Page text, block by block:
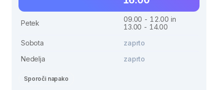
Petek
09.00 - 12.00 in
13.00 - 14.00
Sobota
zaprto
Nedelja
zaprto
Sporoči napako